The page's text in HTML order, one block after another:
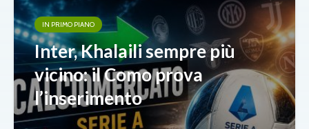
IN PRIMO PIANO
Inter, Khalaili sempre più
vicino: il Como prova
l’inserimento